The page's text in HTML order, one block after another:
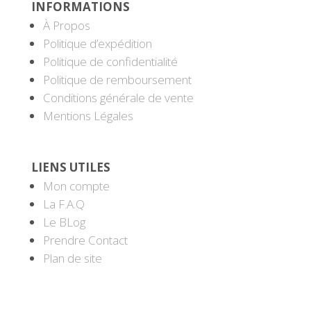
INFORMATIONS
À Propos
Politique d’expédition
Politique de confidentialité
Politique de remboursement
Conditions générale de vente
Mentions Légales
LIENS UTILES
Mon compte
La F.A.Q
Le BLog
Prendre Contact
Plan de site